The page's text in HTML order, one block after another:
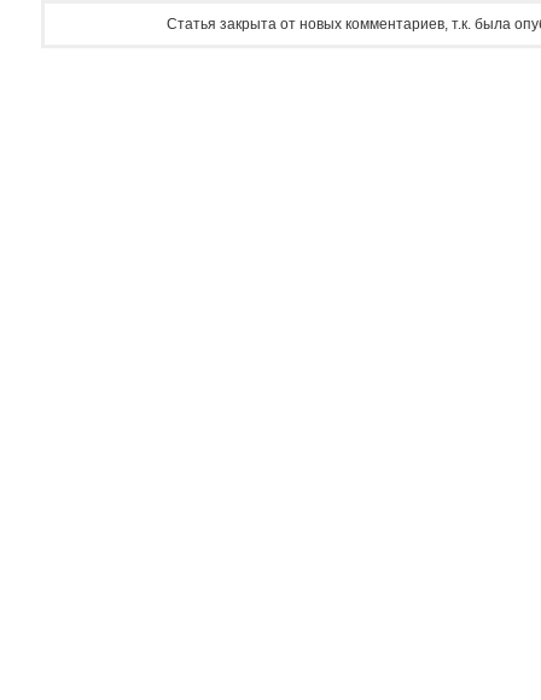
Статья закрыта от новых комментариев, т.к. была